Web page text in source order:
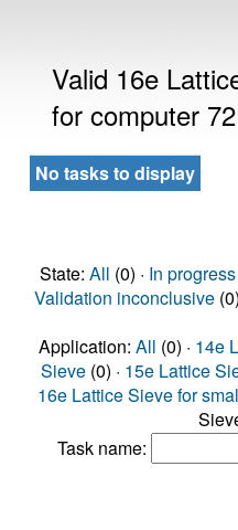
Valid 16e
for computer
No tasks to display
State: All (0) · In progress
Validation inconclusive
Application: All (0) · 14e
Sieve (0) · 15e Lattice
16e Lattice Sieve for
Task name: